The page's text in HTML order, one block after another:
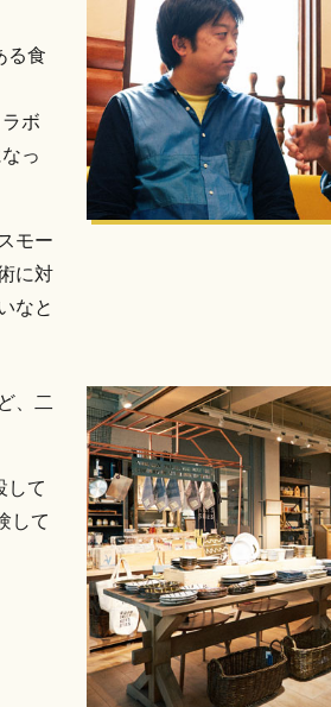
る食
ボ
っ
モー
に対
なと
、二
して
して